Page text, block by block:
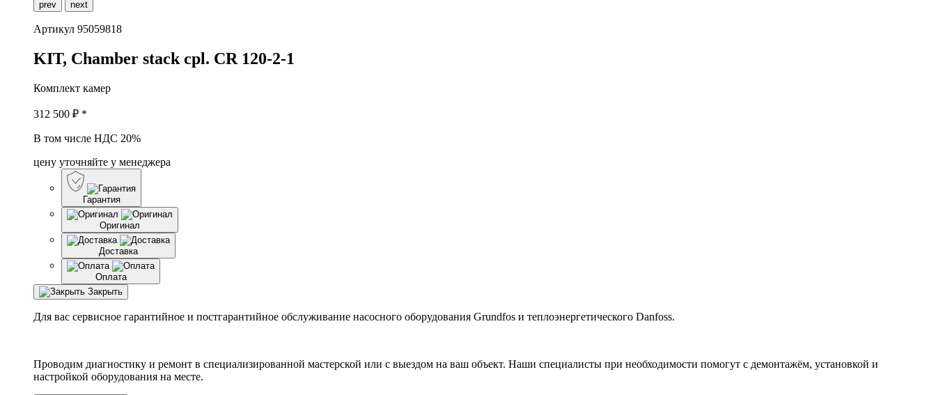
prev next
Артикул 95059818
KIT, Chamber stack cpl. CR 120-2-1
Комплект камер
312 500 ₽ *
В том числе НДС 20%
цену уточняйте у менеджера
Гарантия
Оригинал
Доставка
Оплата
Закрыть
Для вас сервисное гарантийное и постгарантийное обслуживание насосного оборудования Grundfos и теплоэнергетического Danfoss.
Проводим диагностику и ремонт в специализированной мастерской или с выездом на ваш объект. Наши специалисты при необходимости помогут с демонтажём, установкой и
настройкой оборудования на месте.